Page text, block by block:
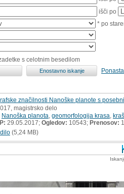
išči po
* po
s celotnim besedilom
značilnosti Nanoške planote s
magistrsko delo
Nanoška planota geomorfologija krasa
29.05.2017; Ogledov: 10543; Prenosov:
(5,24 MB)